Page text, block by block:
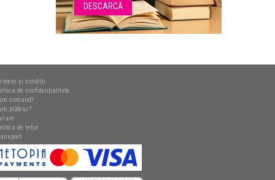
DESCARCĂ
și condiții
de confidențialitate
comand?
plătesc?
de retur